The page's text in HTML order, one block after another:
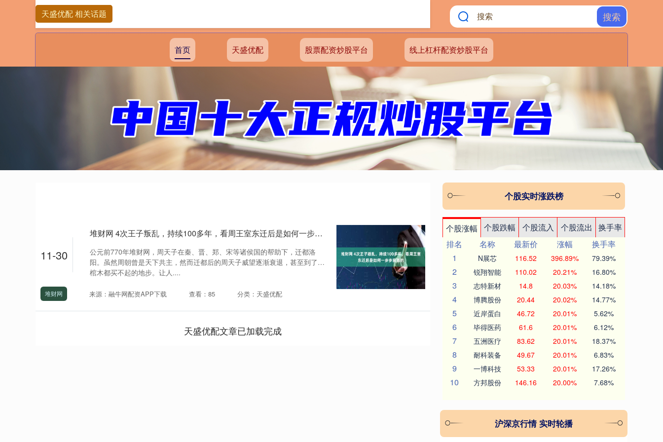
搜索
首页 天盛优配 股票配资炒股平台 线上杠杆配资炒股平台
天盛优配 相关话题
11-30
堆财网 4次王子叛乱，持续100多年，看周王室东迁后是如何一步步衰落的
公元前770年堆财网，周天子在秦、晋、郑、宋等诸侯国的帮助下，迁都洛
阳。虽然周朝曾是天下共主，然而迁都后的周天子威望逐渐衰退，甚至到了连
棺木都买不起的地步。让人....
堆财网 来源：融牛网配资APP下载 查看：85 分类：天盛优配
天盛优配文章已加载完成
个股实时涨跌榜
个股涨幅 个股跌幅 个股流入 个股流出
换手率
排名
名称 最新价 涨幅
换手率
1
N展芯 116.52 396.89% 79.39%
2 锐翔智能 110.02 20.21% 16.80%
3 志特新材 14.8 20.03% 14.18%
4 博腾股份 20.44 20.02% 14.77%
5 近岸蛋白 46.72 20.01% 5.62%
6 毕得医药 61.6 20.01% 6.12%
7 五洲医疗 83.62 20.01% 18.37%
8 耐科装备 49.67 20.01% 6.83%
9 一博科技 53.33 20.01% 17.26%
10 方邦股份 146.16 20.00% 7.68%
沪深京行情 实时轮播